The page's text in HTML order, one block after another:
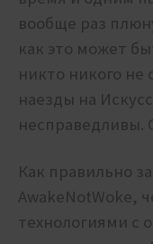
вообще раз
как это может
никто никого не
наезды на
несправедливы.
Как правильно
AwakeNotWoke,
технологиями с